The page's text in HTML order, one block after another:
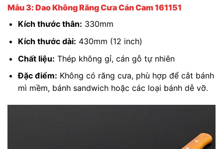
Mẫu 3: Dao Không Răng Cưa Cán Cam 161151
Kích thước thân: 330mm
Kích thước dài: 430mm (12 inch)
Chất liệu: Thép không gỉ, cán gỗ tự nhiên
Đặc điểm: Không có răng cưa, phù hợp để cắt bánh
mì mềm, bánh sandwich hoặc các loại bánh dễ vỡ.